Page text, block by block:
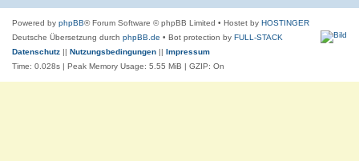
Powered by phpBB® Forum Software © phpBB Limited • Hostet by HOSTINGER
Deutsche Übersetzung durch phpBB.de • Bot protection by FULL-STACK
Datenschutz || Nutzungsbedingungen || Impressum
Time: 0.028s | Peak Memory Usage: 5.55 MiB | GZIP: On